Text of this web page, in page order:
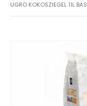
UGRO KOKOSZIEGEL 11L